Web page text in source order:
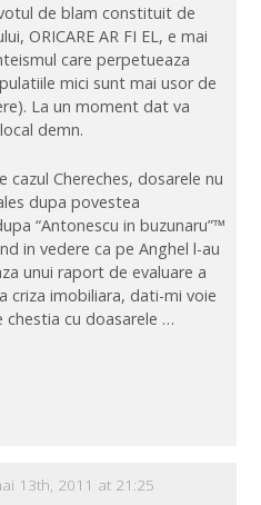
de blam constituit de
ORICARE AR FI EL, e mai
care perpetueaza
mici sunt mai usor de
La un moment dat va
demn.
cazul Chereches, dosarele nu
dupa povestea
“Antonescu in buzunaru”™
in vedere ca pe Anghel l-au
unui raport de evaluare a
criza imobiliara, dati-mi voie
chestia cu doasarele …
13th, 2011 at 21:25